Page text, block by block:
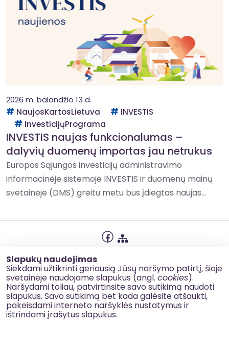
Slapukų naudojimas
Siekdami užtikrinti geriausią Jūsų naršymo patirtį, šioje
svetainėje naudojame slapukus (angl. cookies).
Naršydami toliau, patvirtinsite savo sutikimą naudoti
slapukus. Savo sutikimą bet kada galėsite atšaukti,
pakeisdami interneto naršyklės nustatymus ir
ištrindami įrašytus slapukus.
2026 m. balandžio 13 d.
NaujosKartosLietuva
INVESTIS
InvesticijųPrograma
INVESTIS naujas funkcionalumas –
dalyvių duomenų importas jau netrukus
Europos Sąjungos investicijų administravimo
informacinėje sistemoje INVESTIS ir duomenų mainų
svetainėje (DMS) greitu metu bus įdiegtas naujas...
Slapukų naudojimas
Korupcijos prevencija
Kontaktai